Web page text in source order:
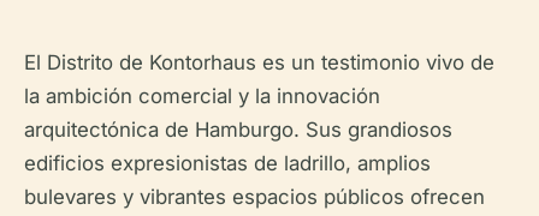
El Distrito de Kontorhaus es un testimonio vivo de
la ambición comercial y la innovación
arquitectónica de Hamburgo. Sus grandiosos
edificios expresionistas de ladrillo, amplios
bulevares y vibrantes espacios públicos ofrecen